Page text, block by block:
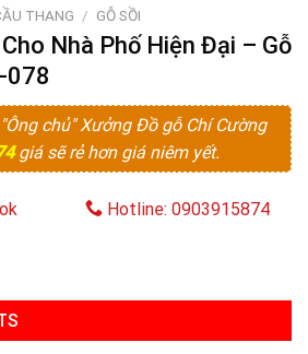
THANG / GỖ SỒI
Nhà Phố Hiện Đại – Gỗ
078
chủ" Xưởng Đồ gỗ Chí Cường
giá sẽ rẻ hơn giá niêm yết.
Hotline: 0903915874